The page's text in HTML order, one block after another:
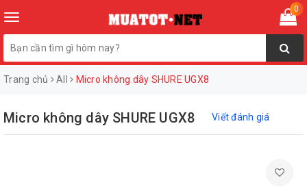
Toggle
navigation
0
Trang chủ All Micro không dây SHURE UGX8
Micro không dây SHURE UGX8 Viết đánh giá